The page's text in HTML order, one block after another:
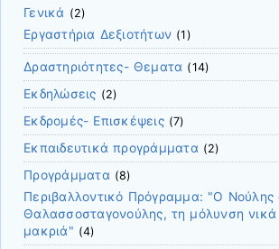
Γενικά (2)
Εργαστήρια Δεξιοτήτων (1)
Δραστηριότητες- Θεματα (14)
Εκδηλώσεις (2)
Εκδρομές- Επισκέψεις(7)
Εκπαιδευτικά προγράμματα (2)
Προγράμματα (8)
Περιβαλλοντικό Πρόγραμμα: "Ο Νούλης
Θαλασσοσταγονούλης, τη μόλυνση νικά
μακριά" (4)